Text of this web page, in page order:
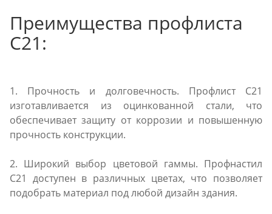
Преимущества профлиста
С21:
1. Прочность и долговечность. Профлист С21
изготавливается из оцинкованной стали, что
обеспечивает защиту от коррозии и повышенную
прочность конструкции.
2. Широкий выбор цветовой гаммы. Профнастил
С21 доступен в различных цветах, что позволяет
подобрать материал под любой дизайн здания.